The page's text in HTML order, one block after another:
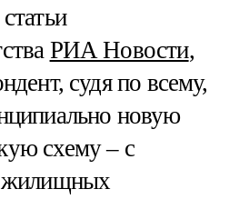
РИА Новости,
судя по всему,
новую
схему – с
жилищных